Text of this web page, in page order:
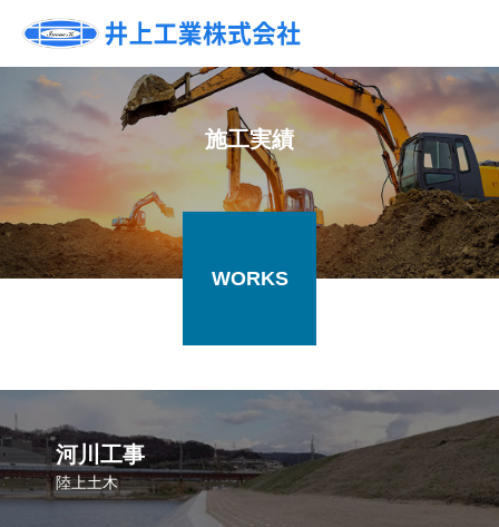
施工実績
WORKS
河川工事
陸上土木